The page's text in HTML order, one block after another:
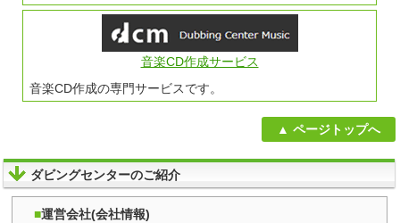
音楽CD作成サービス
音楽CD作成の専門サービスです。
ページトップへ
ダビングセンターのご紹介
運営会社(会社情報)